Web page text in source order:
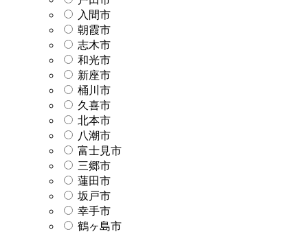
入間市
朝霞市
志木市
和光市
新座市
桶川市
久喜市
北本市
八潮市
富士見市
三郷市
蓮田市
坂戸市
幸手市
鶴ヶ島市